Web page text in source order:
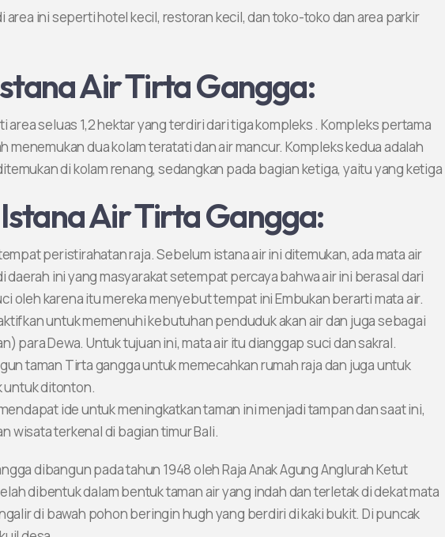
area ini seperti hotel kecil, restoran kecil, dan toko-toko dan area parkir
Air Tirta Gangga:
area seluas 1,2 hektar yang terdiri dari tiga kompleks . Kompleks pertama
menemukan dua kolam teratati dan air mancur. Kompleks kedua adalah
di kolam renang, sedangkan pada bagian ketiga, yaitu yang ketiga
Air Tirta Gangga:
peristirahatan raja. Sebelum istana air ini ditemukan, ada mata air
daerah ini yang masyarakat setempat percaya bahwa air ini berasal dari
oleh karena itu mereka menyebut tempat ini Embukan berarti mata air.
untuk memenuhi kebutuhan penduduk akan air dan juga sebagai
para Dewa. Untuk tujuan ini, mata air itu dianggap suci dan sakral.
taman Tirta gangga untuk memecahkan rumah raja dan juga untuk
untuk ditonton.
ide untuk meningkatkan taman ini menjadi tampan dan saat ini,
wisata terkenal di bagian timur Bali.
dibangun pada tahun 1948 oleh Raja Anak Agung Anglurah Ketut
dibentuk dalam bentuk taman air yang indah dan terletak di dekat mata
di bawah pohon beringin hugh yang berdiri di kaki bukit. Di puncak